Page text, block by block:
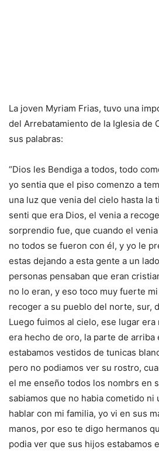
La joven Myriam Frias, tuvo una
del Arrebatamiento de la Iglesia de
sus palabras:
“Dios les Bendiga a todos, todo
yo sentia que el piso comenzo a
una luz que venia del cielo hasta la
senti que era Dios, el venia a
sorprendio fue, que cuando el
no todos se fueron con él, y yo le
estas dejando a esta gente a un
personas pensaban que eran
no lo eran, y eso toco muy fuerte
recoger a su pueblo del norte, sur,
Luego fuimos al cielo, ese lugar
era hecho de oro, la parte de arriba
estabamos vestidos de tunicas
pero no podiamos ver su rostro,
el me enseño todos los nombrs en
sabiamos que no habia cometido ni
hablar con mi familia, yo vi en sus
manos, por eso te digo hermanos
podia ver que sus hijos estabamos